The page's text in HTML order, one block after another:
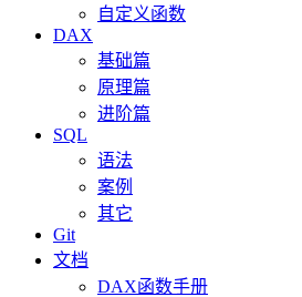
自定义函数
DAX
基础篇
原理篇
进阶篇
SQL
语法
案例
其它
Git
文档
DAX函数手册